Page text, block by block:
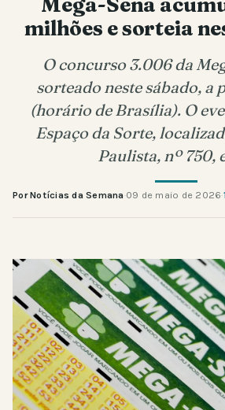
milhões e sorteia
O concurso 3.006 da
sorteado neste sábado, a
(horário de Brasília). O
Espaço da Sorte,
Paulista, nº 750,
Por Notícias da Semana·09 de maio de 2026·